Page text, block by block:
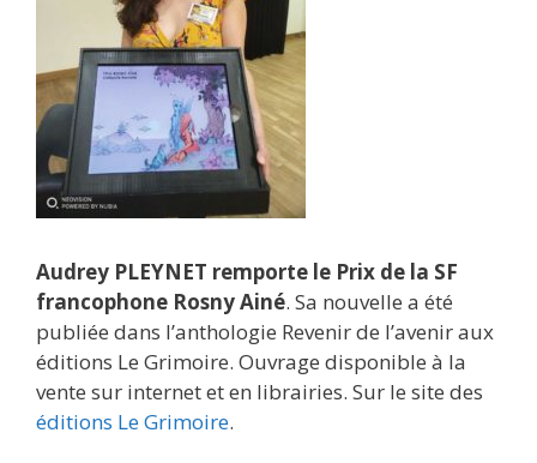
Audrey PLEYNET remporte le Prix de la SF
francophone Rosny Ainé. Sa nouvelle a été
publiée dans l’anthologie Revenir de l’avenir aux
éditions Le Grimoire. Ouvrage disponible à la
vente sur internet et en librairies. Sur le site des
éditions Le Grimoire.